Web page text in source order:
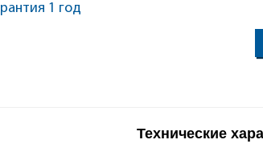
1 год
Технические